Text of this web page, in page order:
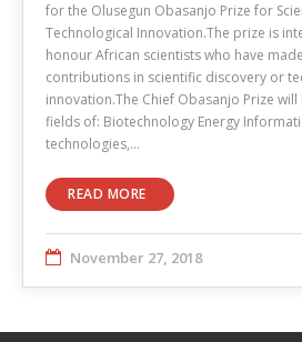
for the Olusegun Obasanjo Prize for
Technological Innovation.The prize is
honour African scientists who have
contributions in scientific discovery or
innovation.The Chief Obasanjo Prize
fields of: Biotechnology Energy
technologies,…
READ MORE
November 27, 2018